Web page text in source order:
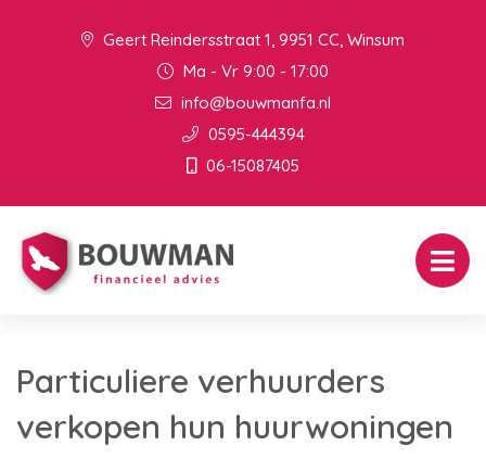
Geert Reindersstraat 1, 9951 CC, Winsum
Ma - Vr 9:00 - 17:00
info@bouwmanfa.nl
0595-444394
06-15087405
Particuliere verhuurders
verkopen hun huurwoningen